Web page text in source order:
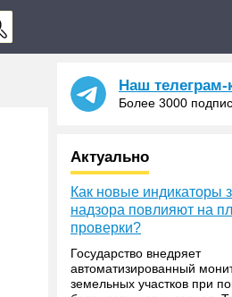
Наш телеграм-
Более 3000
Актуально
Как новые индикаторы
надзора повлияют на
проверки?
Государство внедряет
автоматизированный
земельных участков при